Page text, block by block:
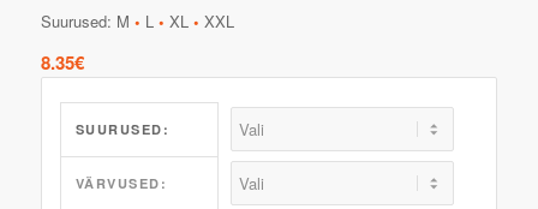
Suurused: M • L • XL • XXL
8.35€
SUURUSED:
VÄRVUSED: